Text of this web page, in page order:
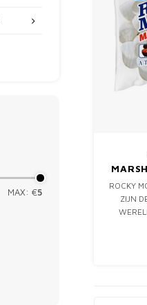
MAX: €5
ROCKY
ZIJN
VOOR